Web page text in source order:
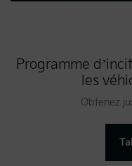
Programme
les
Obtenez